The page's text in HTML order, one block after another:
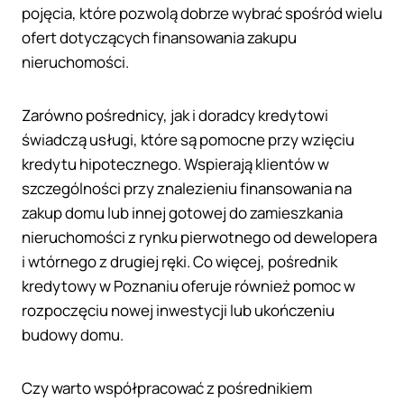
pojęcia, które pozwolą dobrze wybrać spośród wielu
ofert dotyczących finansowania zakupu
nieruchomości.
Zarówno pośrednicy, jak i doradcy kredytowi
świadczą usługi, które są pomocne przy wzięciu
kredytu hipotecznego. Wspierają klientów w
szczególności przy znalezieniu finansowania na
zakup domu lub innej gotowej do zamieszkania
nieruchomości z rynku pierwotnego od dewelopera
i wtórnego z drugiej ręki. Co więcej, pośrednik
kredytowy w Poznaniu oferuje również pomoc w
rozpoczęciu nowej inwestycji lub ukończeniu
budowy domu.
Czy warto współpracować z pośrednikiem